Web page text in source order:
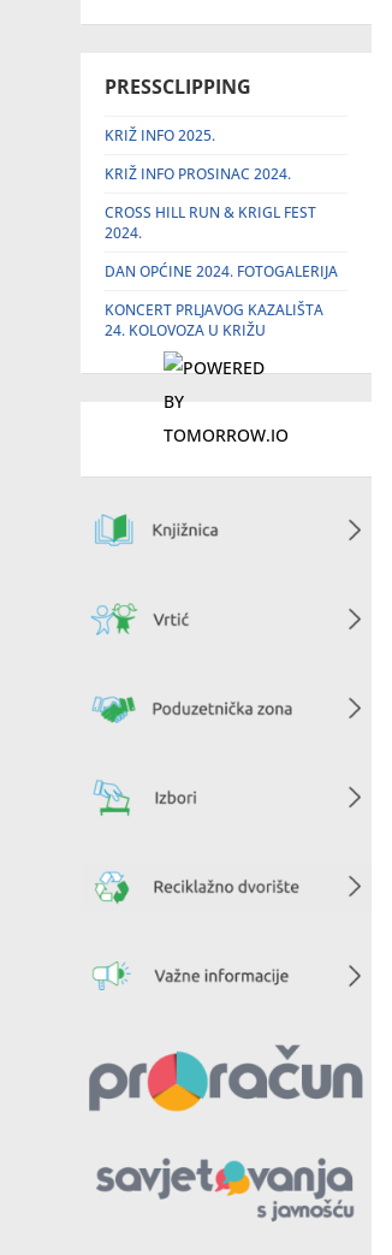
PRESSCLIPPING
KRIŽ INFO 2025.
KRIŽ INFO PROSINAC 2024.
CROSS HILL RUN & KRIGL FEST
2024.
DAN OPĆINE 2024. FOTOGALERIJA
KONCERT PRLJAVOG KAZALIŠTA
24. KOLOVOZA U KRIŽU